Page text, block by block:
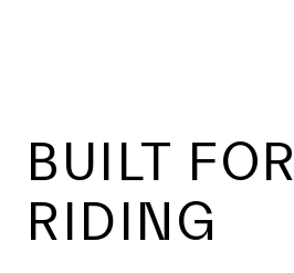
BUILT FOR
RIDING